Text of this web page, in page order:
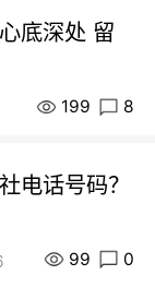
底深处 留
199 8
电话号码？
99 0